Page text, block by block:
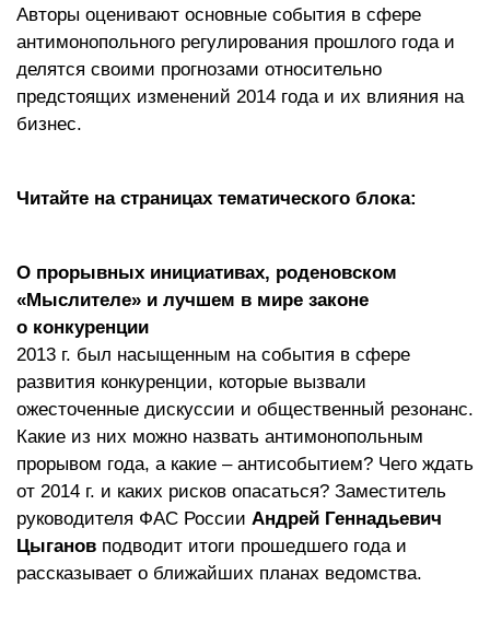
Авторы оценивают основные события в сфере
антимонопольного регулирования прошлого года и
делятся своими прогнозами относительно
предстоящих изменений 2014 года и их влияния на
бизнес.
Читайте на страницах тематического блока:
О прорывных инициативах, роденовском
«Мыслителе» и лучшем в мире законе
о конкуренции
2013 г. был насыщенным на события в сфере
развития конкуренции, которые вызвали
ожесточенные дискуссии и общественный резонанс.
Какие из них можно назвать антимонопольным
прорывом года, а какие – антисобытием? Чего ждать
от 2014 г. и каких рисков опасаться? Заместитель
руководителя ФАС России Андрей Геннадьевич
Цыганов подводит итоги прошедшего года и
рассказывает о ближайших планах ведомства.